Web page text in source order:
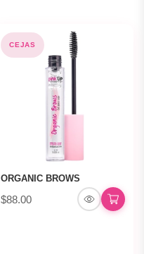
CEJAS
ORGANIC BROWS
$88.00